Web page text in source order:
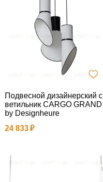
Подвесной дизайнерский с
ветильник CARGO GRAND
by Designheure
24 833